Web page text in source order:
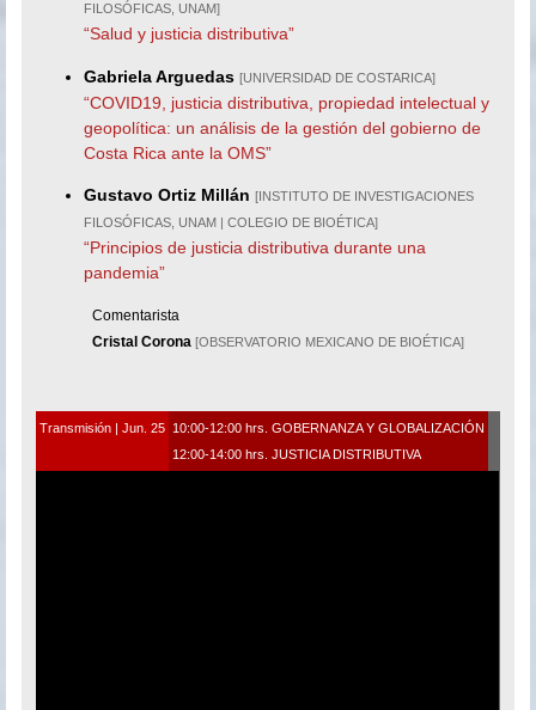
FILOSÓFICAS, UNAM]
“Salud y justicia distributiva”
Gabriela Arguedas [UNIVERSIDAD DE COSTARICA]
“COVID19, justicia distributiva, propiedad intelectual y
geopolítica: un análisis de la gestión del gobierno de
Costa Rica ante la OMS”
Gustavo Ortiz Millán[INSTITUTO DE INVESTIGACIONES
FILOSÓFICAS, UNAM | COLEGIO DE BIOÉTICA]
“Principios de justicia distributiva durante una
pandemia”
Comentarista
Cristal Corona[OBSERVATORIO MEXICANO DE BIOÉTICA]
Transmisión | Jun. 25 10:00-12:00 hrs. GOBERNANZA Y GLOBALIZACIÓN
12:00-14:00 hrs. JUSTICIA DISTRIBUTIVA